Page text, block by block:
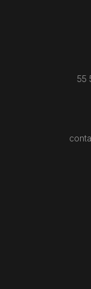
55